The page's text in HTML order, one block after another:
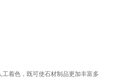
着色，既可使石材制品更加丰富多